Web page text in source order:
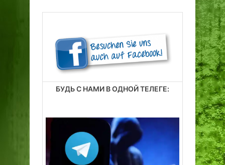
БУДЬ С НАМИ В ОДНОЙ ТЕЛЕГЕ: